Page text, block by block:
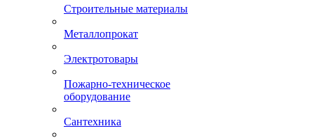
Строительные материалы
Металлопрокат
Электротовары
Пожарно-техническое
оборудование
Сантехника